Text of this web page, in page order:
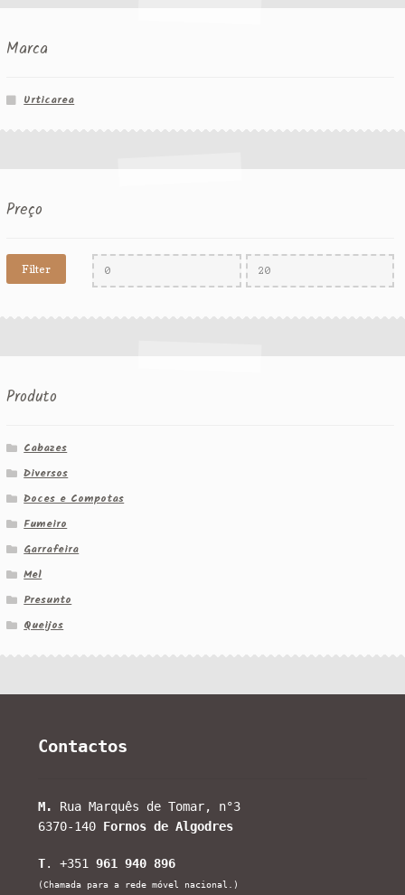
Marca
Urticarea
Preço
Filter
Produto
Cabazes
Diversos
Doces e Compotas
Fumeiro
Garrafeira
Mel
Presunto
Queijos
Contactos
M.
Rua Marquês de Tomar, n°3
6370-140 Fornos de Algodres
T. +351961 940 896
(Chamada para a rede móvel nacional.)